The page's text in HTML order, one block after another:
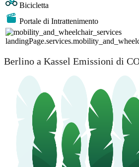
Bicicletta
Portale di Intrattenimento
Berlino a Kassel Emissioni di